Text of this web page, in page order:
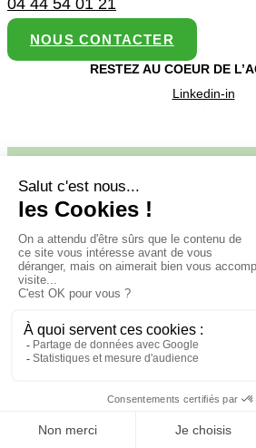
NOUS CONTACTER
RESTEZ AU COEUR DE
Linkedin-in
Mentions Légales
Politique de confidentialité des données
Mentions Légales
Politique de confidentialité des données